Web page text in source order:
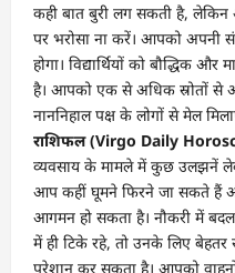
कही बात बुरी लग सकती है,
पर भरोसा ना करें। आपको अपनी
होगा। विद्यार्थियों को बौद्धिक
है। आपको एक से अधिक स्रोतों से
नाननिहाल पक्ष के लोगों से मेल
राशिफल (Virgo Daily
व्यवसाय के मामले में कुछ उलझनें
आप कहीं घूमने फिरने जा सकते हैं
आगमन हो सकता है। नौकरी में
में ही टिके रहे, तो उनके लिए
परेशान कर सकता है। आपको